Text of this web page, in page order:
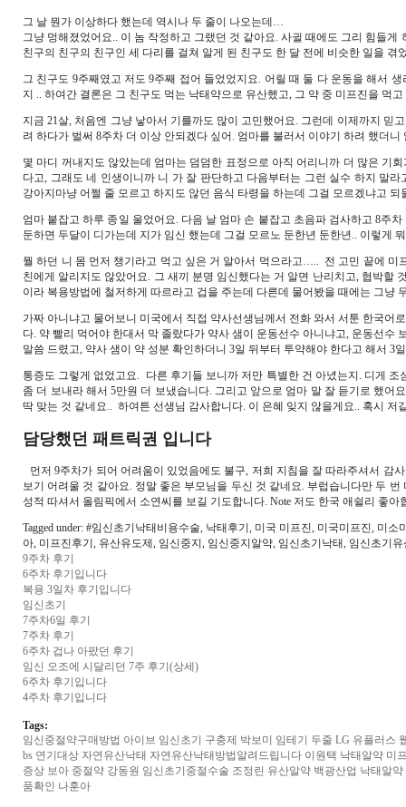
그 날 뭔가 이상하다 했는데 역시나 두 줄이 나오는데…
그냥 멍해졌었어요.. 이 놈 작정하고 그랬던 것 같아요. 사귈 때에도 그리 힘들
친구의 친구의 친구인 세 다리를 걸쳐 알게 된 친구도 한 달 전에 비슷한 일을 겪
그 친구도 9주째였고 저도 9주째 접어 들었었지요. 어릴 때 둘 다 운동을 해서
지 .. 하여간 결론은 그 친구도 먹는 낙태약으로 유산했고, 그 약 중 미프진을
지금 21살, 처음엔 그냥 낳아서 기를까도 많이 고민했어요. 그런데 이제까지
려 하다가 벌써 8주차 더 이상 안되겠다 싶어. 엄마를 불러서 이야기 하려 했더
몇 마디 꺼내지도 않았는데 엄마는 덤덤한 표정으로 아직 어리니까 더 많은 기
다고, 그래도 네 인생이니까 니 가 잘 판단하고 다음부터는 그런 실수 하지 말
강아지마냥 어쩔 줄 모르고 하지도 않던 음식 타령을 하는데 그걸 모르겠냐고 되
엄마 붙잡고 하루 종일 울었어요. 다음 날 엄마 손 붙잡고 초음파 검사하고 8주
둔하면 두달이 디가는데 지가 임신 했는데 그걸 모르노 둔한년 둔한년.. 이렇게
뭘 하던 니 몸 먼저 챙기라고 먹고 싶은 거 알아서 먹으라고….. 전 고민 끝에
친에게 알리지도 않았어요. 그 새끼 분명 임신했다는 거 알면 난리치고, 협박할
이라 복용방법에 철저하게 따르라고 겁을 주는데 다른데 물어봤을 때에는 그냥
가짜 아니냐고 물어보니 미국에서 직접 약사선생님께서 전화 와서 서툰 한국
다. 약 빨리 먹어야 한대서 막 졸랐다가 약사 샘이 운동선수 아니냐고, 운동선
말씀 드렸고, 약사 샘이 약 성분 확인하더니 3일 뒤부터 투약해야 한다고 해서
통증도 그렇게 없었고요. 다른 후기들 보니까 저만 특별한 건 아녔는지. 디게
좀 더 보내라 해서 5만원 더 보냈습니다. 그리고 앞으로 엄마 말 잘 듣기로 했
딱 맞는 것 같네요.. 하여튼 선생님 감사합니다. 이 은혜 잊지 않을게요.. 혹시
담당했던 패트릭권 입니다
먼저 9주차가 되어 어려움이 있었음에도 불구, 저희 지침을 잘 따라주셔서 감
보기 어려울 것 같아요. 정말 좋은 부모님을 두신 것 같네요. 부럽습니다만 두
성적 따셔서 올림픽에서 소연씨를 보길 기도합니다. Note 저도 한국 애쉴리 좋아
Tagged under: #임신초기낙태비용수술, 낙태후기, 미국 미프진, 미국미프진, 미
아, 미프진후기, 유산유도제, 임신중지, 임신중지알약, 임신초기낙태, 임신초기
9주차 후기
6주차 후기입니다
복용 3일차 후기입니다
임신초기
7주차6일 후기
7주차 후기
6주차 겁나 아팠던 후기
임신 오조에 시달리던 7주 후기(상세)
6주차 후기입니다
4주차 후기입니다
Tags:
임신중절약구매방법 아이브 임신초기 구충제 박보미 임테기 두줄 LG 유플러스
bs 연기대상 자연유산낙태 자연유산낙태방법알려드립니다 이원택 낙태알약 미­
증상 보아 중절약 강동원 임신초기중절수술 조정린 유산알약 백광산업 낙태알약
품확인 나훈아